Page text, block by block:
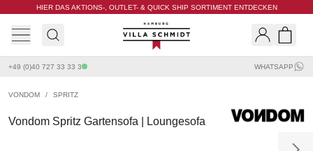
HIER DAS AKTIONS-, OUTLET- & QUICK SHIP SORTIMENT ENTDECKEN
Villa Schmidt
+49 (0)40 727 33 33 3 WHATSAPP
VONDOM / SPRITZ
Vondom Spritz Gartensofa | Loungesofa